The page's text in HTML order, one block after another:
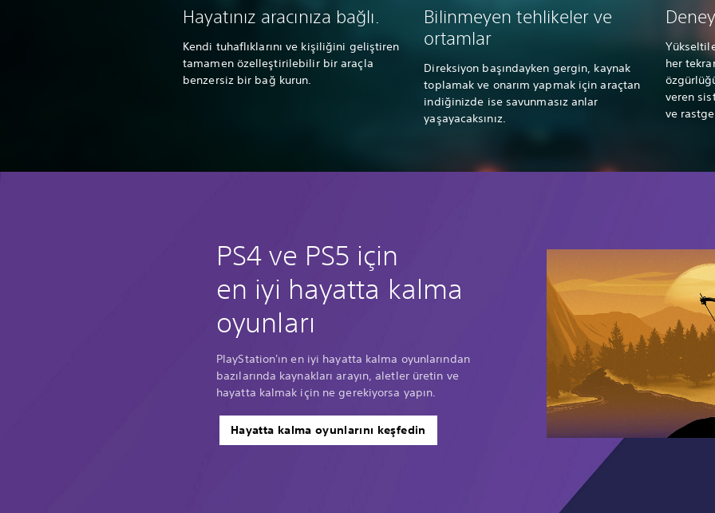
Hayatınız aracınıza bağlı.
Kendi tuhaflıklarını ve kişiliğini geliştiren
tamamen özelleştirilebilir bir araçla
benzersiz bir bağ kurun.
Bilinmeyen tehlikeler ve
ortamlar
Direksiyon başındayken gergin, kaynak
toplamak ve onarım yapmak için araçtan
indiğinizde ise savunmasız anlar
yaşayacaksınız.
her
veren
ve
PS4 ve PS5 için
en iyi hayatta kalma
oyunları
PlayStation'ın en iyi hayatta kalma oyunlarından
bazılarında kaynakları arayın, aletler üretin ve
hayatta kalmak için ne gerekiyorsa yapın.
Hayatta kalma oyunlarını keşfedin